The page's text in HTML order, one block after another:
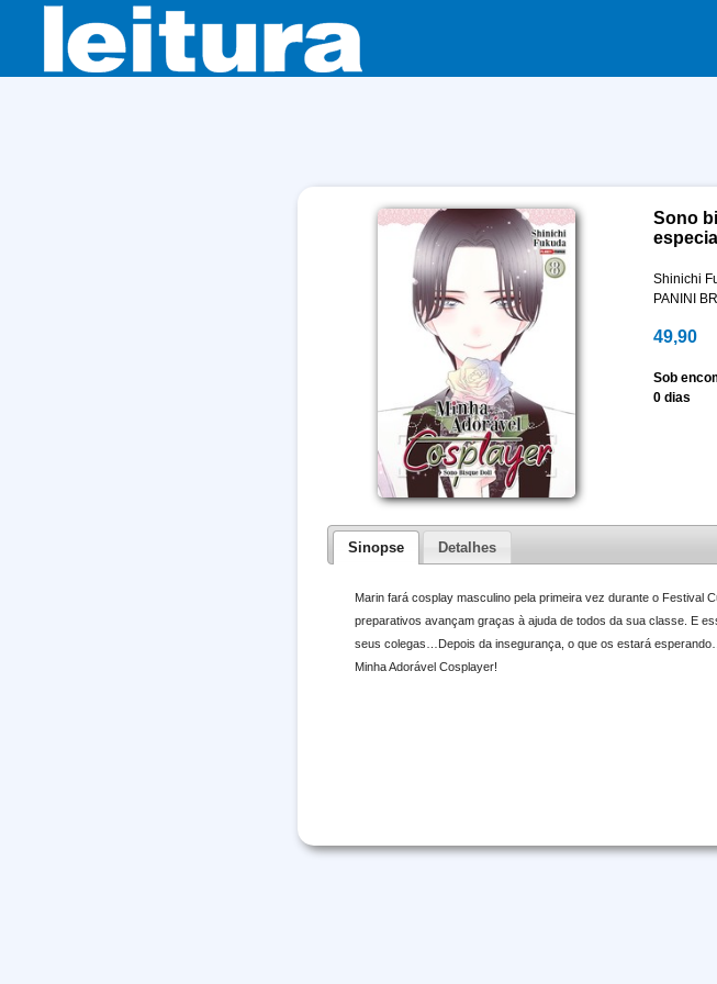
Sono
especial
Shinichi
PANINI
49,90
Sob
0 dias
Sinopse Detalhes
Marin fará cosplay masculino pela primeira vez durante o Festival
preparativos avançam graças à ajuda de todos da sua classe. E
seus colegas…Depois da insegurança, o que os estará
Minha Adorável Cosplayer!